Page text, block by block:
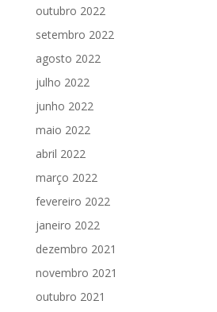
outubro 2022
setembro 2022
agosto 2022
julho 2022
junho 2022
maio 2022
abril 2022
março 2022
fevereiro 2022
janeiro 2022
dezembro 2021
novembro 2021
outubro 2021